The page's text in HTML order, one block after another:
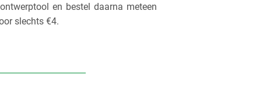
en bestel daarna meteen
slechts €4.